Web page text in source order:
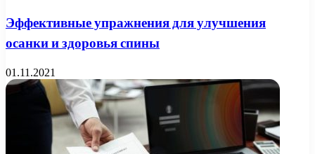
Эффективные упражнения для улучшения
осанки и здоровья спины
01.11.2021